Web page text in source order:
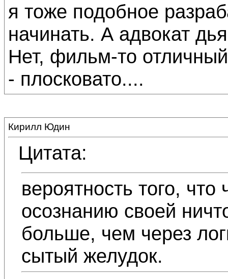
я тоже подобное
начинать. А адвокат
Нет, фильм-то
- плосковато....
Кирилл Юдин
Цитата:
вероятность того, что
осознанию своей
больше, чем через
сытый желудок.